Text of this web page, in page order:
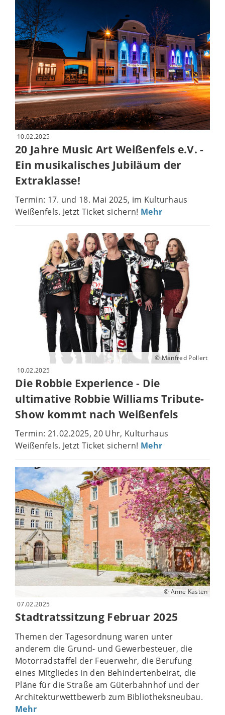
10.02.2025
20 Jahre Music Art Weißenfels e.V. -
Ein musikalisches Jubiläum der
Extraklasse!
Termin: 17. und 18. Mai 2025, im Kulturhaus
Weißenfels. Jetzt Ticket sichern! Mehr
© Manfred Pollert
10.02.2025
Die Robbie Experience - Die
ultimative Robbie Williams Tribute-
Show kommt nach Weißenfels
Termin: 21.02.2025, 20 Uhr, Kulturhaus
Weißenfels. Jetzt Ticket sichern! Mehr
© Anne Kasten
07.02.2025
Stadtratssitzung Februar 2025
Themen der Tagesordnung waren unter
anderem die Grund- und Gewerbesteuer, die
Motorradstaffel der Feuerwehr, die Berufung
eines Mitgliedes in den Behindertenbeirat, die
Pläne für die Straße am Güterbahnhof und der
Architekturwettbewerb zum Bibliotheksneubau.
Mehr